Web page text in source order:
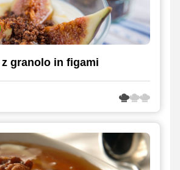
granolo in figami